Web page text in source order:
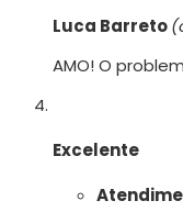
Luca Barreto
AMO! O
Excelente